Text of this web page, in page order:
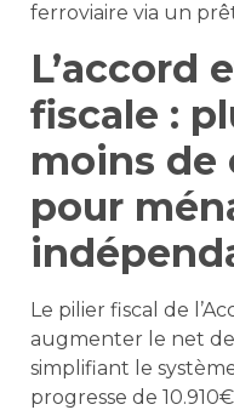
ferroviaire via un
L’accord
fiscale :
moins de
pour
Le pilier fiscal de
augmenter le net
simplifiant le
progresse de